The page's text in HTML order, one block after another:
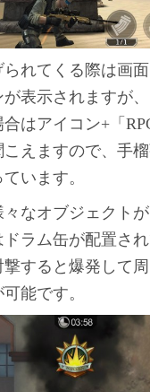
れてくる際は画
表示されますが
はアイコン+「
えますので、手
います。
々なオブジェクト
ラム缶が配置さ
すると爆発して
能です。